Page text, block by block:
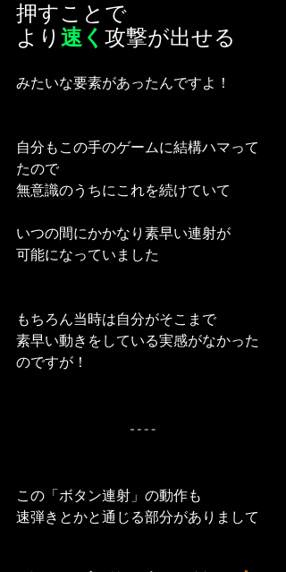
押すことで
より 速く 攻撃が出せる
みたいな要素があったんですよ！
自分もこの手のゲームに結構ハマって
たので
無意識のうちにこれを続けていて
いつの間にかかなり素早い連射が
可能になっていました
もちろん当時は自分がそこまで
素早い動きをしている実感がなかった
のですが！
この「ボタン連射」の動作も
速弾きとかと通じる部分がありまして